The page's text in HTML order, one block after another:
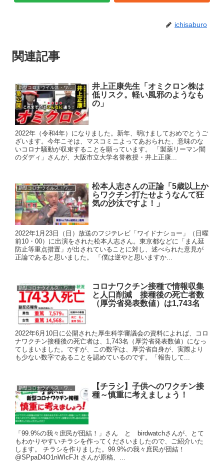
ichisaburo
関連記事
新型コロナウイルス・ワクチン
井上正康先生「オミクロン株は
低リスク。軽い風邪のようなも
の」
2022年（令和4年）になりました。新年、明けましておめでとうご
ざいます。今年こそは、マスコミニよってあおられた、意味のな
いコロナ騒動が収束することを願っています。 「製薬リーマン闇
のダディ」さんが、大阪市立大学名誉教授・井上正康...
松本人志さんの正論「5歳以上か
らワクチン打たせようなんて狂
気の沙汰ですよ！」
2022年1月23日（日）放送のフジテレビ「ワイドナショー」（日曜
前10・00）に出演をされた松本人志さん。東京都などに「まん延
防止等重点措置」が出されていることに対し、述べられた意見が
正論であると思いました。 「僕は逆やと思いますか...
新型コロナウイルス・ワクチン
コロナワクチン接種で情報収集
と人口削減 接種後の死亡者数
（厚労省発表数値）は1,743名
2022年6月10日に公開された厚生科学審議会の資料によれば、コロ
ナワクチン接種後の死亡者は、1,743名（厚労省発表数値）になっ
てしまいました。ですが、この数字は、厚労省自身が、実際より
も少ない数字であることを認めているのです。「報告して...
新型コロナウイルス・ワクチン
【チラシ】子供へのワクチン接
種～慎重に考えましょう！
「99.9%の我々庶民が団結！」さん と birdwatchさんが、とて
もわかりやすいチラシを作ってくださいましたので、ご紹介いた
します。 チラシを作りました。99.9%の我々庶民が団結！
@SPpaD4O1nWIcFJt さんが原稿、...